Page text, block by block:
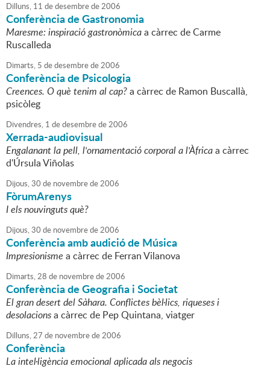
Dilluns, 11 dedesembrede2006
Conferència de Gastronomia
Maresme: inspiració gastronòmicaa càrrec de Carme
Ruscalleda
Dimarts, 5 dedesembrede2006
Conferència de Psicologia
Creences. O què tenim al cap?a càrrec de Ramon Buscallà,
psicòleg
Divendres, 1 dedesembrede2006
Xerrada-audiovisual
Engalanant la pell, l'ornamentació corporal a l'Àfricaa càrrec
d'Úrsula Viñolas
Dijous,30 de novembrede2006
FòrumArenys
I els nouvinguts què?
Dijous,30 de novembrede2006
Conferència amb audició de Música
Impresionisme a càrrec de Ferran Vilanova
Dimarts,28 de novembrede2006
Conferència de Geografia i Societat
El gran desert del Sàhara. Conflictes bèl·lics, riqueses i
desolacionsa càrrec de Pep Quintana, viatger
Dilluns,27 de novembrede2006
Conferència
La intel·ligència emocional aplicada als negocis